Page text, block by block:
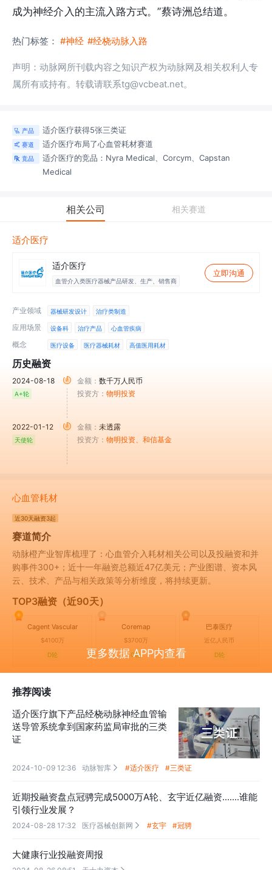
成为神经介入的主流入路方式。”蔡诗洲总结道。
热门标签： #神经 #经桡动脉入路
声明：动脉网所刊载内容之知识产权为动脉网及相关权利人专
属所有或持有。转载请联系tg@vcbeat.net。
 产品 适介医疗获得5张三类证
 赛道 适介医疗布局了心血管耗材赛道
 竞品
适介医疗的竞品：Nyra Medical、Corcym、Capstan
Medical
相关公司 相关赛道
适介医疗
适介医疗
血管介入类医疗器械产品研发、生产、销售商
立即沟通
产业领域 器械研发设计 治疗类制造
应用场景 设备科 治疗产品 心血管疾病
概念 医疗设备 医疗器械耗材 高值医用耗材
历史融资
2024-08-18
A+轮
金额： 数千万人民币
投资方： 物明投资
2022-01-12
天使轮
金额： 未透露
投资方： 物明投资、和信基金
心血管耗材
近30天融资3起
赛道简介
动脉橙产业智库梳理了：心血管介入耗材相关公司以及投融资和并
购事件300+；近十一年融资总额近47亿美元；产业图谱、资本风
云、技术、产品与相关政策等分析维度，将持续更新。
TOP3融资（近90天）
Cagent Vascular
$4100万
D轮
Coremap
$3700万
C轮
巴泰医疗
近亿人民币
D轮
更多数据 APP内查看
推荐阅读
适介医疗旗下产品经桡动脉神经血管输
送导管系统拿到国家药监局审批的三类
证
2024-10-09 12:36 动脉智库  #适介医疗 #三类证
近期投融资盘点冠骋完成5000万A轮、玄宇近亿融资.......谁能
引领行业发展？
2024-08-28 17:32 医疗器械创新网  #玄宇 #冠骋
大健康行业投融资周报